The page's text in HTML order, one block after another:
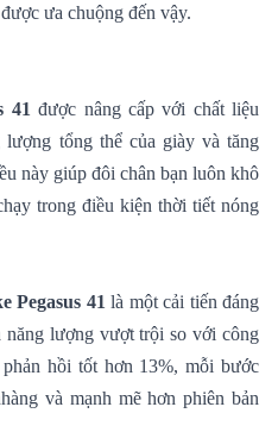
ưa chuộng đến vậy.
41 được nâng cấp với chất liệu
tổng thể của giày và tăng
này giúp đôi chân bạn luôn khô
trong điều kiện thời tiết nóng
Pegasus 41 là một cải tiến đáng
năng lượng vượt trội so với công
hồi tốt hơn 13%, mỗi bước
và mạnh mẽ hơn phiên bản